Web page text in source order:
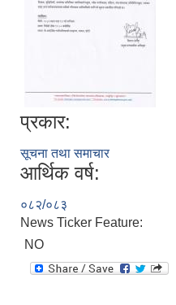
प्रकार:
सूचना तथा समाचार
आर्थिक वर्ष:
०८२/०८३
News Ticker Feature:
NO